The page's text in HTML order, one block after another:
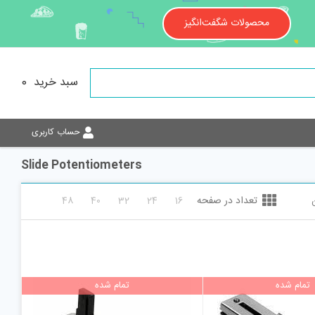
محصولات شگفت‌انگیز
سبد خرید 0
حساب کاربری
Slide Potentiometers
تعداد در صفحه 16
24
32
40
48
تمام شده تمام شده